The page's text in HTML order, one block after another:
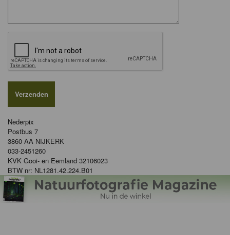
Nederpix
Postbus 7
3860 AA NIJKERK
033-2451260
KVK Gooi- en Eemland 32106023
BTW nr: NL1281.42.224.B01